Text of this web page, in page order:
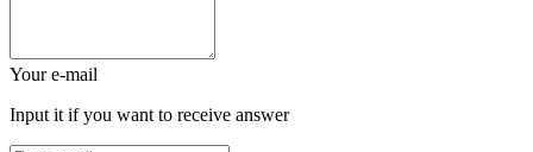
Your e-mail
Input it if you want to receive answer